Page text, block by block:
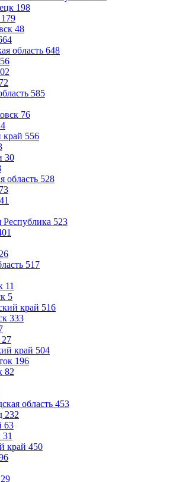
198
179
48
область 648
72
585
76
край 556
30
область 528
41
Республика 523
26
517
11
5
край 516
333
27
край 504
196
82
область 453
232
63
31
край 450
29